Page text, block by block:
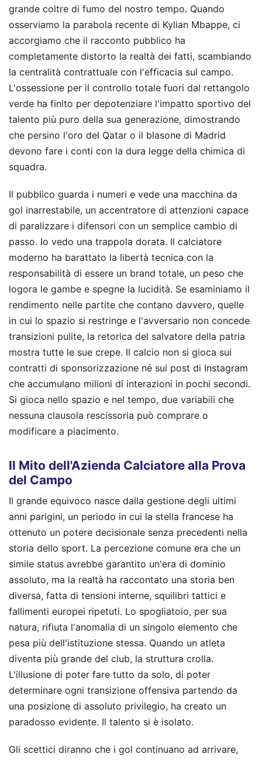
grande coltre di fumo del nostro tempo. Quando
osserviamo la parabola recente di Kylian Mbappe, ci
accorgiamo che il racconto pubblico ha
completamente distorto la realtà dei fatti, scambiando
la centralità contrattuale con l'efficacia sul campo.
L'ossessione per il controllo totale fuori dal rettangolo
verde ha finito per depotenziare l'impatto sportivo del
talento più puro della sua generazione, dimostrando
che persino l'oro del Qatar o il blasone di Madrid
devono fare i conti con la dura legge della chimica di
squadra.
Il pubblico guarda i numeri e vede una macchina da
gol inarrestabile, un accentratore di attenzioni capace
di paralizzare i difensori con un semplice cambio di
passo. Io vedo una trappola dorata. Il calciatore
moderno ha barattato la libertà tecnica con la
responsabilità di essere un brand totale, un peso che
logora le gambe e spegne la lucidità. Se esaminiamo il
rendimento nelle partite che contano davvero, quelle
in cui lo spazio si restringe e l'avversario non concede
transizioni pulite, la retorica del salvatore della patria
mostra tutte le sue crepe. Il calcio non si gioca sui
contratti di sponsorizzazione né sui post di Instagram
che accumulano milioni di interazioni in pochi secondi.
Si gioca nello spazio e nel tempo, due variabili che
nessuna clausola rescissoria può comprare o
modificare a piacimento.
Il Mito dell'Azienda Calciatore alla Prova
del Campo
Il grande equivoco nasce dalla gestione degli ultimi
anni parigini, un periodo in cui la stella francese ha
ottenuto un potere decisionale senza precedenti nella
storia dello sport. La percezione comune era che un
simile status avrebbe garantito un'era di dominio
assoluto, ma la realtà ha raccontato una storia ben
diversa, fatta di tensioni interne, squilibri tattici e
fallimenti europei ripetuti. Lo spogliatoio, per sua
natura, rifiuta l'anomalia di un singolo elemento che
pesa più dell'istituzione stessa. Quando un atleta
diventa più grande del club, la struttura crolla.
L'illusione di poter fare tutto da solo, di poter
determinare ogni transizione offensiva partendo da
una posizione di assoluto privilegio, ha creato un
paradosso evidente. Il talento si è isolato.
Gli scettici diranno che i gol continuano ad arrivare,